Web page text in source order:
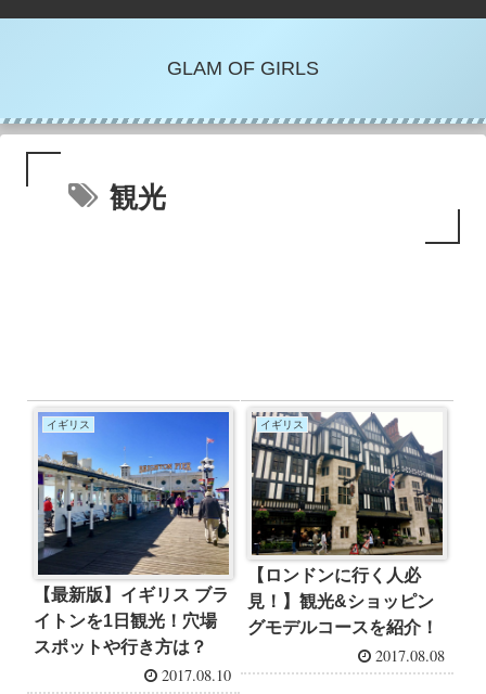
GLAM OF GIRLS
観光
イギリス
【最新版】イギリス ブラ
イトンを1日観光！穴場
スポットや行き方は？
2017.08.10
イギリス
【ロンドンに行く人必
見！】観光&ショッピン
グモデルコースを紹介！
2017.08.08